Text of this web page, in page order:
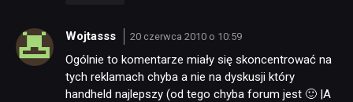
Wojtasss 20 czerwca 2010 o 10:59
Ogólnie to komentarze miały się skoncentrować na
tych reklamach chyba a nie na dyskusji który
handheld najlepszy (od tego chyba forum jest 🙂 |A